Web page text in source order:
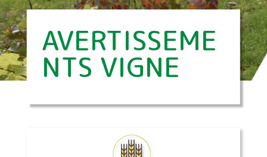
AVERTISSEME
NTS VIGNE